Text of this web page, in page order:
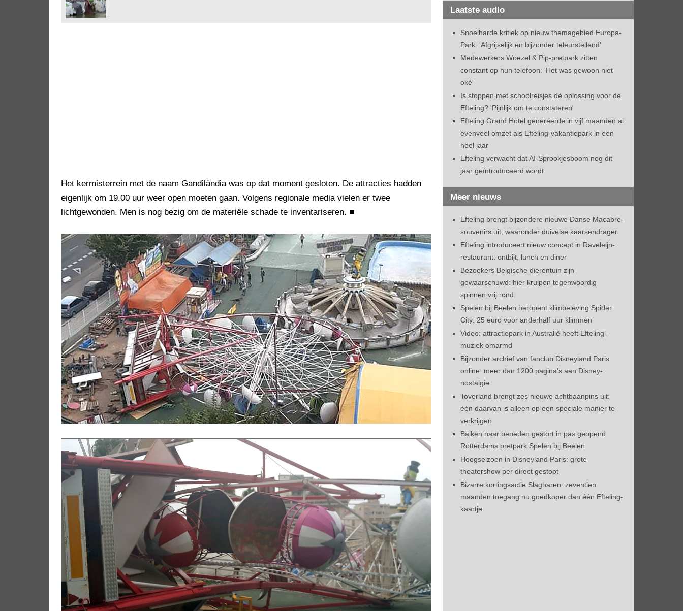
Het kermisterrein met de naam Gandilàndia was op dat moment gesloten. De attracties hadden
eigenlijk om 19.00 uur weer open moeten gaan. Volgens regionale media vielen er twee
lichtgewonden. Men is nog bezig om de materiële schade te inventariseren. ■
Laatste audio
Snoeiharde kritiek op nieuw themagebied Europa-
Park: 'Afgrijselijk en bijzonder teleurstellend'
Medewerkers Woezel & Pip-pretpark zitten
constant op hun telefoon: 'Het was gewoon niet
oké'
Is stoppen met schoolreisjes dé oplossing voor de
Efteling? 'Pijnlijk om te constateren'
Efteling Grand Hotel genereerde in vijf maanden al
evenveel omzet als Efteling-vakantiepark in een
heel jaar
Efteling verwacht dat AI-Sprookjesboom nog dit
jaar geïntroduceerd wordt
Meer nieuws
Efteling brengt bijzondere nieuwe Danse Macabre-
souvenirs uit, waaronder duivelse kaarsendrager
Efteling introduceert nieuw concept in Raveleijn-
restaurant: ontbijt, lunch en diner
Bezoekers Belgische dierentuin zijn
gewaarschuwd: hier kruipen tegenwoordig
spinnen vrij rond
Spelen bij Beelen heropent klimbeleving Spider
City: 25 euro voor anderhalf uur klimmen
Video: attractiepark in Australië heeft Efteling-
muziek omarmd
Bijzonder archief van fanclub Disneyland Paris
online: meer dan 1200 pagina's aan Disney-
nostalgie
Toverland brengt zes nieuwe achtbaanpins uit:
één daarvan is alleen op een speciale manier te
verkrijgen
Balken naar beneden gestort in pas geopend
Rotterdams pretpark Spelen bij Beelen
Hoogseizoen in Disneyland Paris: grote
theatershow per direct gestopt
Bizarre kortingsactie Slagharen: zeventien
maanden toegang nu goedkoper dan één Efteling-
kaartje